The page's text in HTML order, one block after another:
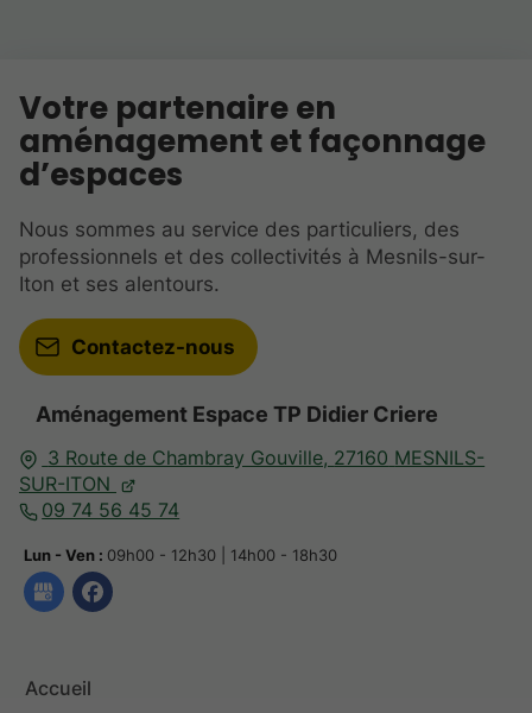
Aménagement Espace TP Didier Criere
3 Route de Chambray Gouville, 27160 MESNILS-
SUR-ITON
09 74 56 45 74
Lun - Ven : 09h00 - 12h30 | 14h00 - 18h30
Accueil
Votre partenaire en
aménagement et façonnage
d’espaces
Nous sommes au service des particuliers, des
professionnels et des collectivités à Mesnils-sur-
Iton et ses alentours.
Contactez-nous